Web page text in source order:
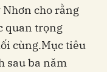
Nhơn cho rằng
quan trọng
cùng.Mục tiêu
sau ba năm